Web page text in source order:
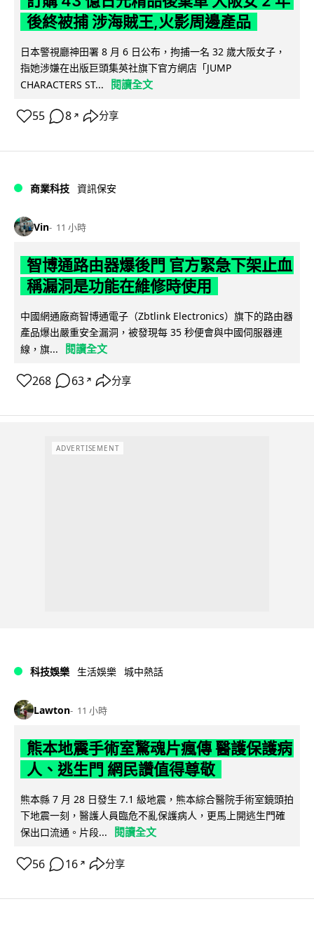
後終被捕 涉海賊王,火影周邊產品
日本警視廳神田署 8 月 6 日公布，拘捕一名 32 歲大阪女子，
指她涉嫌在出版巨頭集英社旗下官方網店「JUMP
CHARACTERS ST...
閱讀全文
55 8 ↗ 分享
商業科技 資訊保安
Vin 11 小時
智博通路由器爆後門 官方緊急下架止血
稱漏洞是功能在維修時使用
中國網通廠商智博通電子（Zbtlink Electronics）旗下的路由器
產品爆出嚴重安全漏洞，被發現每 35 秒便會與中國伺服器連
線，旗...
閱讀全文
268 63 ↗ 分享
ADVERTISEMENT
科技娛樂 生活娛樂 城中熱話
Lawton 11 小時
熊本地震手術室驚魂片瘋傳 醫護保護病
人、逃生門 網民讚值得尊敬
熊本縣 7 月 28 日發生 7.1 級地震，熊本綜合醫院手術室鏡頭拍
下地震一刻，醫護人員臨危不亂保護病人，更馬上開逃生門確
保出口流通。片段...
閱讀全文
56 16 ↗ 分享